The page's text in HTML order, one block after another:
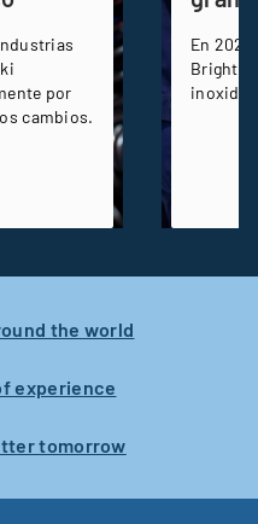
por
cambios.
En
Bright,
the world
experience
tomorrow